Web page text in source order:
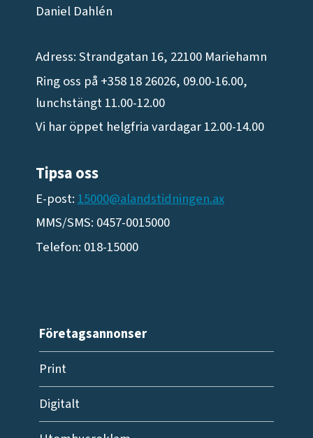
Daniel Dahlén
Adress: Strandgatan 16, 22100 Mariehamn
Ring oss på +358 18 26026, 09.00-16.00,
lunchstängt 11.00-12.00
Vi har öppet helgfria vardagar 12.00-14.00
Tipsa oss
E-post: 15000@alandstidningen.ax
MMS/SMS: 0457-0015000
Telefon: 018-15000
Företagsannonser
Print
Digitalt